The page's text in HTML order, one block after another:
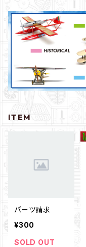
ITEM
パーツ請求
¥300
SOLD OUT